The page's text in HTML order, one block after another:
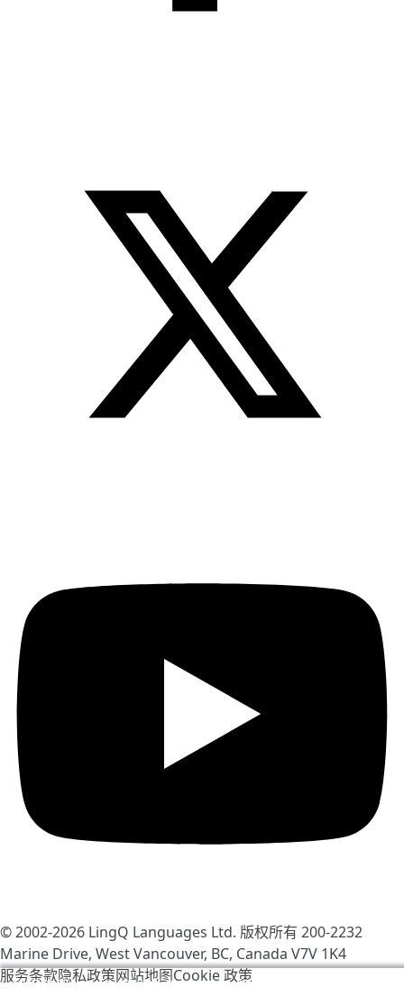
我们使用 cookie 帮助改善 LingQ。通过浏览本网站，表示
© 2002-2026 LingQ Languages Ltd. 版权所有 200-2232
Marine Drive, West Vancouver, BC, Canada V7V 1K4
服务条款隐私政策网站地图Cookie 政策